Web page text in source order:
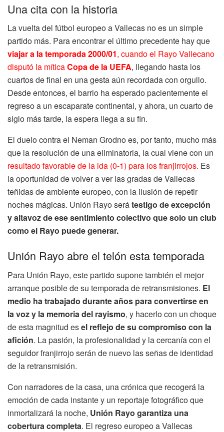
Una cita con la historia
La vuelta del fútbol europeo a Vallecas no es un simple
partido más. Para encontrar el último precedente hay que
viajar a la temporada 2000/01, cuando el Rayo Vallecano
disputó la míticaCopa de la UEFA, llegando hasta los
cuartos de final en una gesta aún recordada con orgullo.
Desde entonces, el barrio ha esperado pacientemente el
regreso a un escaparate continental, y ahora, un cuarto de
siglo más tarde, la espera llega a su fin.
El duelo contra el Neman Grodno es, por tanto, mucho más
que la resolución de una eliminatoria, la cual viene con un
resultado favorable de la ida (0-1) para los franjirrojos. Es
la oportunidad de volver a ver las gradas de Vallecas
teñidas de ambiente europeo, con la ilusión de repetir
noches mágicas. Unión Rayo serátestigo de excepción
y altavoz de ese sentimiento colectivo que solo un club
como el Rayo puede generar.
Unión Rayo abre el telón esta temporada
Para Unión Rayo, este partido supone también el mejor
arranque posible de su temporada de retransmisiones. El
medio ha trabajado durante años para convertirse en
la voz y la memoria del rayismo, y hacerlo con un choque
de esta magnitud esel reflejo de su compromiso con la
afición. La pasión, la profesionalidad y la cercanía con el
seguidor franjirrojo serán de nuevo las señas de identidad
de la retransmisión.
Con narradores de la casa, una crónica que recogerá la
emoción de cada instante y un reportaje fotográfico que
inmortalizará la noche, Unión Rayo garantiza una
cobertura completa. El regreso europeo a Vallecas